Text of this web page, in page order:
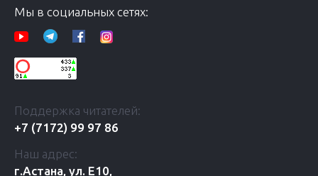
Мы в социальных сетях:
Поддержка читателей:
+7 (7172) 99 97 86
Наш адрес:
г.Астана, ул. Е10,